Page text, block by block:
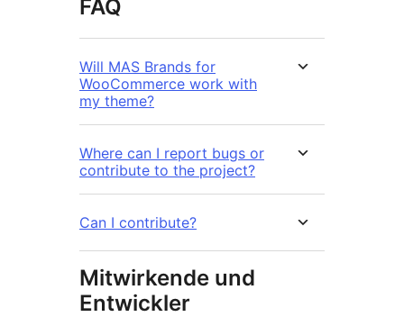
FAQ
Will MAS Brands for
WooCommerce work with
my theme?
Where can I report bugs or
contribute to the project?
Can I contribute?
Mitwirkende und
Entwickler